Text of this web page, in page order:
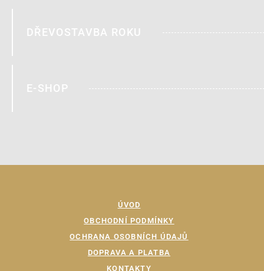
DŘEVOSTAVBA ROKU
E-SHOP
ÚVOD
OBCHODNÍ PODMÍNKY
OCHRANA OSOBNÍCH ÚDAJŮ
DOPRAVA A PLATBA
KONTAKTY